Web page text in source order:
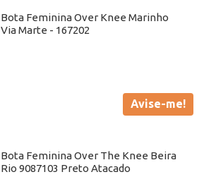
Bota Feminina Over Knee Marinho
Via Marte - 167202
Avise-me!
Bota Feminina Over The Knee Beira
Rio 9087103 Preto Atacado